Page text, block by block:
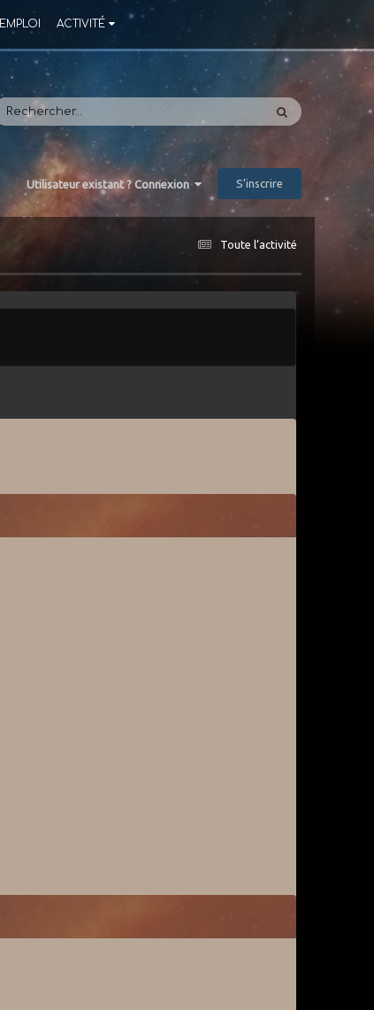
EMPLOI ACTIVITÉ
Utilisateur existant ? Connexion S’inscrire
Toute l’activité